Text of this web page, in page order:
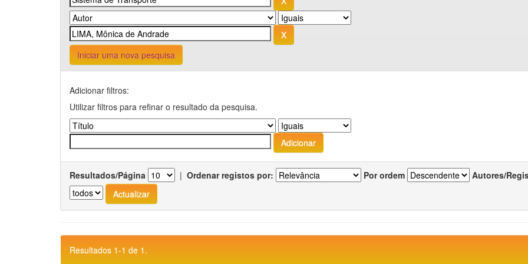
Iniciar uma nova pesquisa
Adicionar filtros:
Utilizar filtros para refinar o resultado da pesquisa.
Resultados/Página | Ordenar registos por: Por ordem Autores/
Resultados 1-1 de 1.